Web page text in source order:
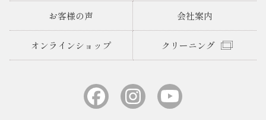
お客様の声 会社案内
オンラインショップ クリーニング